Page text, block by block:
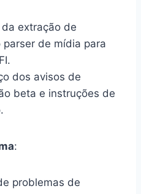
extração de
parser de mídia para
dos avisos de
beta e instruções de
:
problemas de